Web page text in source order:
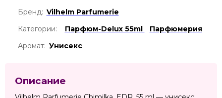
Бренд: Vilhelm Parfumerie
Категории:
Парфюм-Delux 55ml
Парфюмерия
Аромат: Унисекс
Описание